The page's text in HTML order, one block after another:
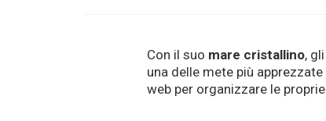
Con il suo mare cristallino,
una delle mete più
web per organizzare le